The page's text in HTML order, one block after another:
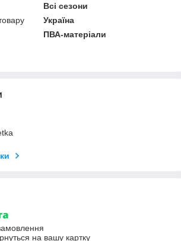
Всі сезони
Україна
ПВА-матеріали
на вашу картку